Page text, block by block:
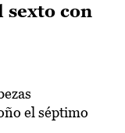
sexto con
el séptimo